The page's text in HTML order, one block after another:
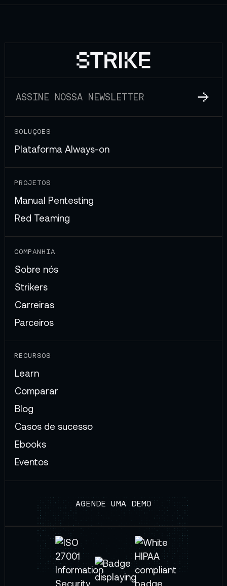
SOLUÇÕES
Plataforma Always-on
PROJETOS
Manual Pentesting
Red Teaming
COMPANHIA
Sobre nós
Strikers
Carreiras
Parceiros
RECURSOS
Learn
Comparar
Blog
Casos de sucesso
Ebooks
Eventos
AGENDE UMA DEMO